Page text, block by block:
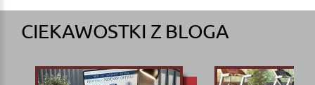
CIEKAWOSTKI Z BLOGA